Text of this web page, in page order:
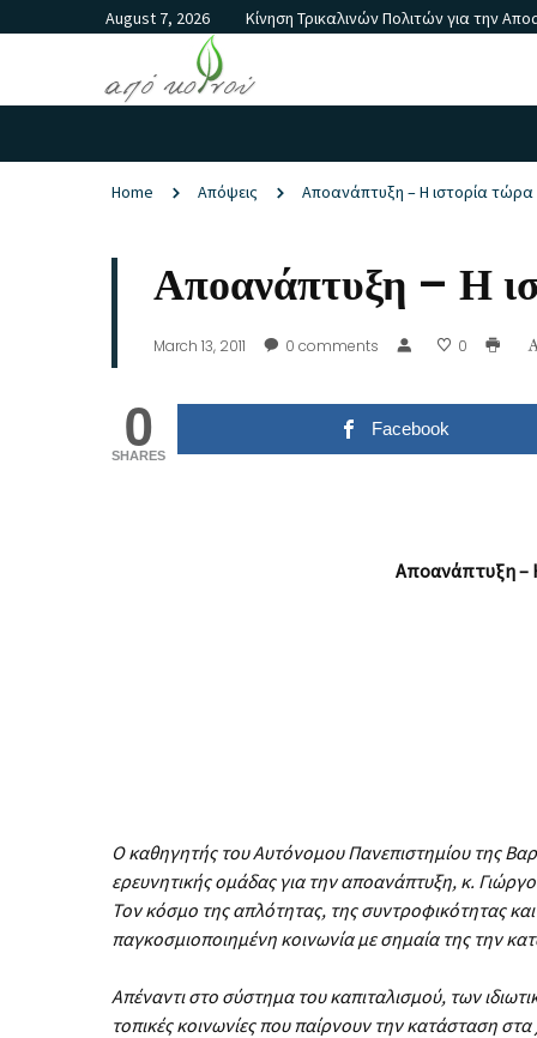
August 7, 2026 Κίνηση Τρικαλινών Πολιτών για την
Home Απόψεις Αποανάπτυξη – Η ιστορία τώρα
Αποανάπτυξη – Η
March 13, 2011 0 comments 0
0
SHARES
Facebook
Αποανάπτυξη–
Ο καθηγητής τουΑυτόνομου Πανεπιστημίου της
ερευνητικής ομάδας για την αποανάπτυξη, κ.
Τον κόσμο της απλότητας, της συντροφικότητας και
παγκοσμιοποιημένη κοινωνία με σημαία της την
Απέναντι στο σύστημα του καπιταλισμού, των
τοπικές κοινωνίες που παίρνουν την κατάσταση